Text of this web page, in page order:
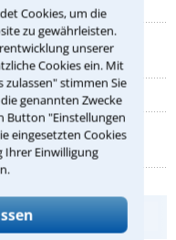
Cookies, um die
zu gewährleisten.
unserer
Cookies ein. Mit
stimmen Sie
genannten Zwecke
Button "Einstellungen
eingesetzten Cookies
Einwilligung
Rechte
zahlen?
sollte